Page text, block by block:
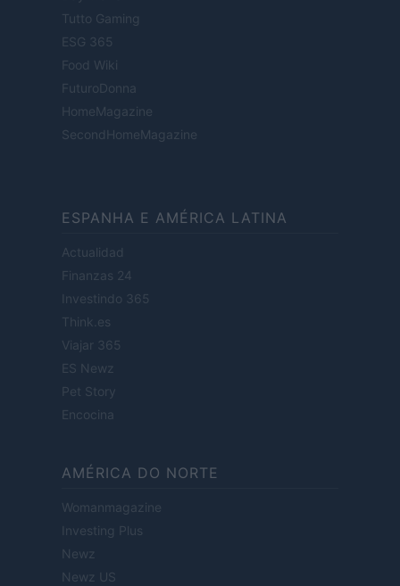
Tutto Gaming
ESG 365
Food Wiki
FuturoDonna
HomeMagazine
SecondHomeMagazine
ESPANHA E AMÉRICA LATINA
Actualidad
Finanzas 24
Investindo 365
Think.es
Viajar 365
ES Newz
Pet Story
Encocina
AMÉRICA DO NORTE
Womanmagazine
Investing Plus
Newz
Newz US